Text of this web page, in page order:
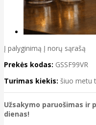
Į palyginimą Į norų sąrašą
Prekės kodas: GSSF99VR
Turimas kiekis: šiuo metu
Užsakymo paruošimas ir
dienas!